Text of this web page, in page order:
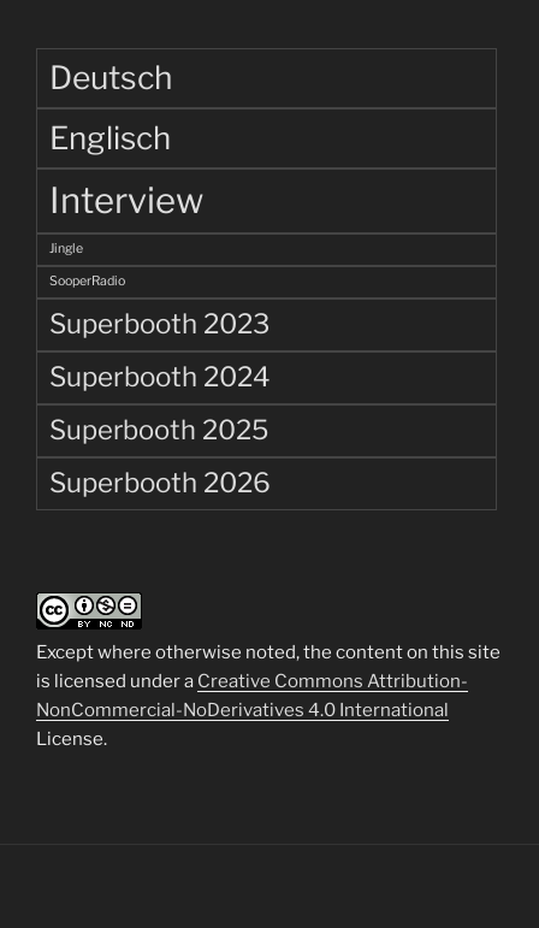
Deutsch
Englisch
Interview
Jingle
SooperRadio
Superbooth 2023
Superbooth 2024
Superbooth 2025
Superbooth 2026
Except where otherwise noted, the content on this site
is licensed under a Creative Commons Attribution-
NonCommercial-NoDerivatives 4.0 International
License.